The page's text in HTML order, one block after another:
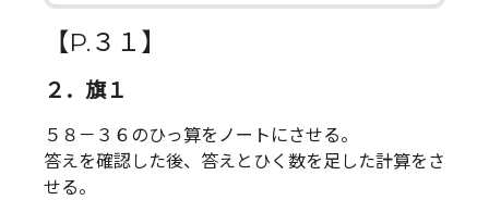
【P.３１】
２．旗１
５８－３６のひっ算をノートにさせる。
答えを確認した後、答えとひく数を足した計算をさ
せる。